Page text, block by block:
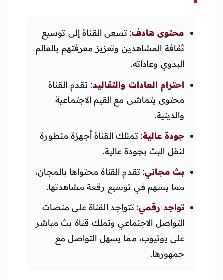
محتوى هادف: تسعى القناة إلى توسيع
ثقافة المشاهدين وتعزيز معرفتهم بالعالم
البدوي وعاداته.
احترام العادات والتقاليد: تقدم القناة
محتوى يتماشى مع القيم الاجتماعية
والدينية.
جودة عالية: تمتلك القناة أجهزة متطورة
لنقل البث بجودة عالية.
بث مجاني: تقدم القناة محتواها بالمجان،
مما يسهم في توسيع رقعة مشاهدتها.
تواجد رقمي: تتواجد القناة على منصات
التواصل الاجتماعي وتملك قناة بث مباشر
على يوتيوب، مما يسهل التواصل مع
جمهورها.